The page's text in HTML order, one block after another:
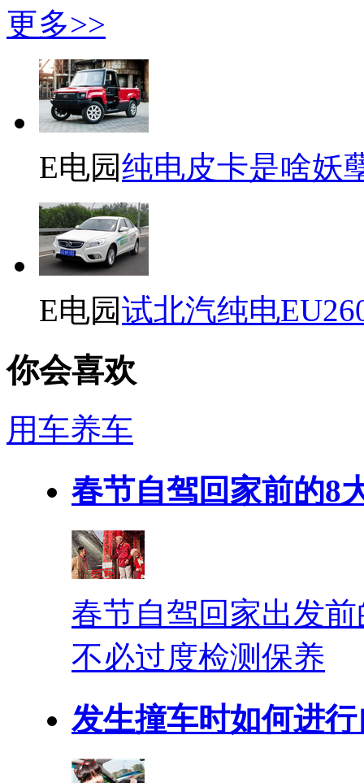
更多>>
E电园纯电皮卡是啥妖
E电园试北汽纯电
你会喜欢
用车养车
春节自驾回家前的8
春节自驾回家出发
不必过度检测保养
发生撞车时如何进